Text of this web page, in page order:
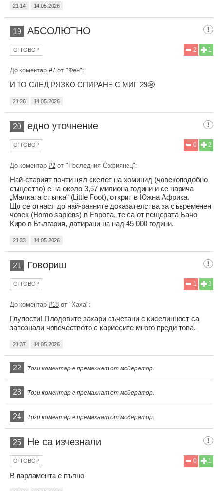
21:14 14.05.2026
19 АБСОЛЮТНО
1
2
ОТГОВОР
До коментар #7 от "Фен":
И ТО СЛЕД РЯЗКО СПИРАНЕ С МИГ 29😬
21:26 14.05.2026
20 едно уточнение
2
0
ОТГОВОР
До коментар #2 от "Последния Софиянец":
Най-старият почти цял скелет на хоминид (човекоподобно
същество) е на около 3,67 милиона години и се нарича
„Малката стъпка“ (Little Foot), открит в Южна Африка.
Що се отнася до най-ранните доказателства за съвременен
човек (Homo sapiens) в Европа, те са от пещерата Бачо
Киро в България, датирани на над 45 000 години.
21:33 14.05.2026
21 Говориш
3
1
ОТГОВОР
До коментар #18 от "Хаха":
Глупости! Плодовите захари съчетани с киселинност са
запознали човечеството с кариесите много преди това.
21:37 14.05.2026
22 Този коментар е премахнат от модератор.
23 Този коментар е премахнат от модератор.
24 Този коментар е премахнат от модератор.
25 Не са изчезнали
1
0
ОТГОВОР
В парламента е пълно